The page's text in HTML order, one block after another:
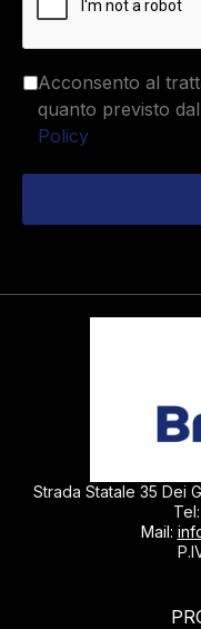
Acconsento al
quanto previsto
Policy
Strada Statale 35 Dei
Tel:
Mail: